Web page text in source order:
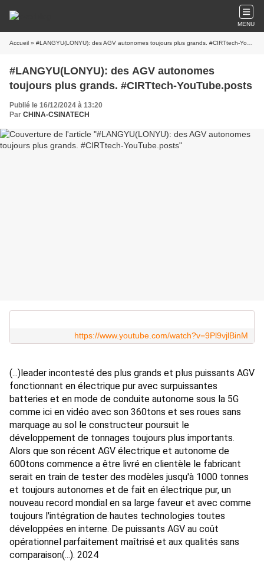
MENU
Accueil » #LANGYU(LONYU): des AGV autonomes toujours plus grands. #CIRTtech-YouTube.posts
#LANGYU(LONYU): des AGV autonomes
toujours plus grands. #CIRTtech-YouTube.posts
Publié le 16/12/2024 à 13:20
Par CHINA-CSINATECH
https://www.youtube.com/watch?v=9Pl9vjlBinM
(...)leader incontesté des plus grands et plus puissants AGV
fonctionnant en électrique pur avec surpuissantes
batteries et en mode de conduite autonome sous la 5G
comme ici en vidéo avec son 360tons et ses roues sans
marquage au sol le constructeur poursuit le
développement de tonnages toujours plus importants.
Alors que son récent AGV électrique et autonome de
600tons commence a être livré en clientèle le fabricant
serait en train de tester des modèles jusqu'à 1000 tonnes
et toujours autonomes et de fait en électrique pur, un
nouveau record mondial en sa large faveur et avec comme
toujours l'intégration de hautes technologies toutes
développées en interne. De puissants AGV au coût
opérationnel parfaitement maîtrisé et aux qualités sans
comparaison(...). 2024